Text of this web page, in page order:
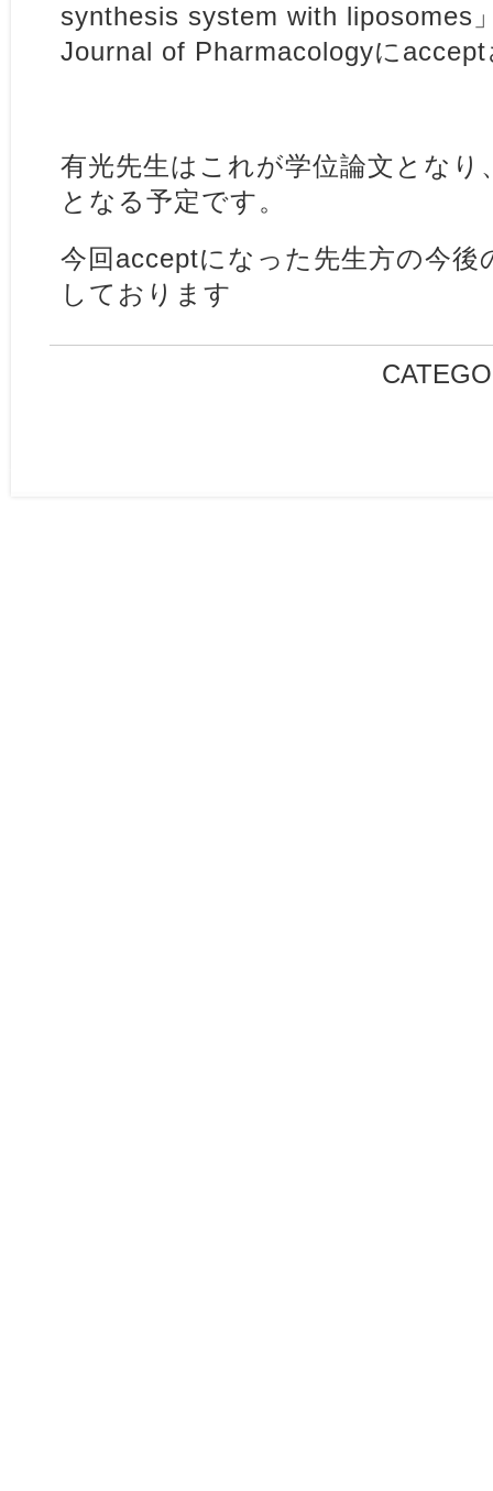
synthesis system with liposomes
Journal of Pharmacologyに
有光先生はこれが学位論文となり
となる予定です。
今回acceptになった先生方の今後
しております